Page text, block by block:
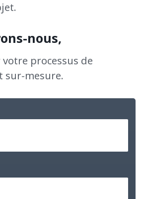
nous,
processus de
sur-mesure.